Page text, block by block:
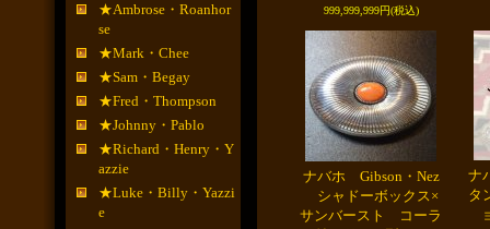
★Ambrose・Roanhor
se
★Mark・Chee
★Sam・Begay
★Fred・Thompson
★Johnny・Pablo
★Richard・Henry・Y
azzie
★Luke・Billy・Yazzi
e
999,999,999円(税込)
ナバホ Gibson・Nez
シャドーボックス×
サンバースト コーラ
ナ
タ